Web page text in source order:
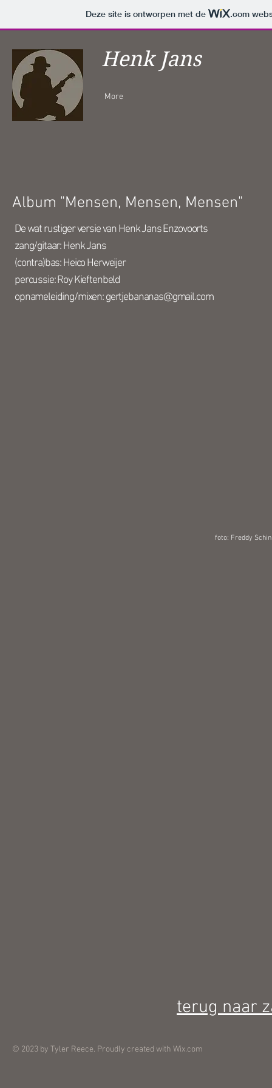
Deze site is ontworpen met de .com
Henk Jans
More
Album "Mensen, Mensen, Mensen"
De wat rustiger versie van Henk Jans Enzovoorts
zang/gitaar: Henk Jans
(contra)bas: Heico Herweijer
percussie: Roy Kieftenbeld
opnameleiding/mixen:gertjebananas@gmail.com
foto: Freddy
terug naar
© 2023 by Tyler Reece. Proudly created with Wix.com